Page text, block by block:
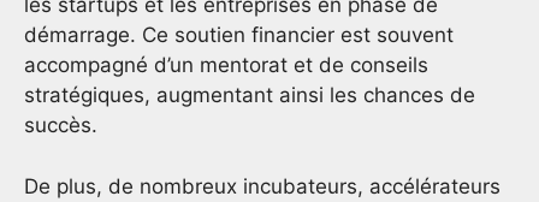
les startups et les entreprises en phase de
démarrage. Ce soutien financier est souvent
accompagné d’un mentorat et de conseils
stratégiques, augmentant ainsi les chances de
succès.
De plus, de nombreux incubateurs, accélérateurs